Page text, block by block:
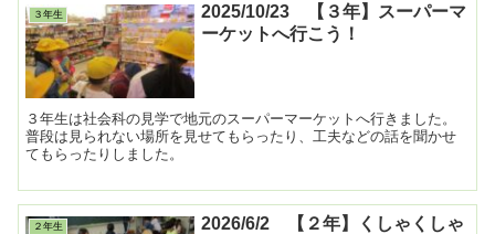
３年生
2025/10/23 【３年】スーパーマ
ーケットへ行こう！
３年生は社会科の見学で地元のスーパーマーケットへ行きました。
普段は見られない場所を見せてもらったり、工夫などの話を聞かせ
てもらったりしました。
２年生
2026/6/2 【２年】くしゃくしゃ